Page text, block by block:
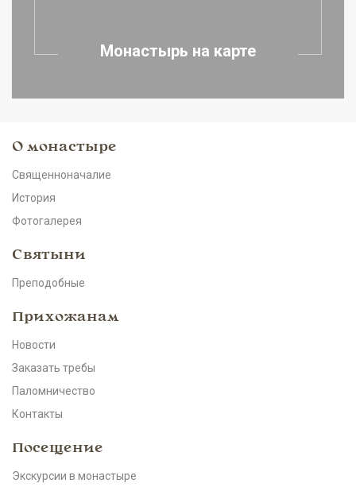
Монастырь на карте
О монастыре
Священноначалие
История
Фотогалерея
Святыни
Преподобные
Прихожанам
Новости
Заказать требы
Паломничество
Контакты
Посещение
Экскурсии в монастыре